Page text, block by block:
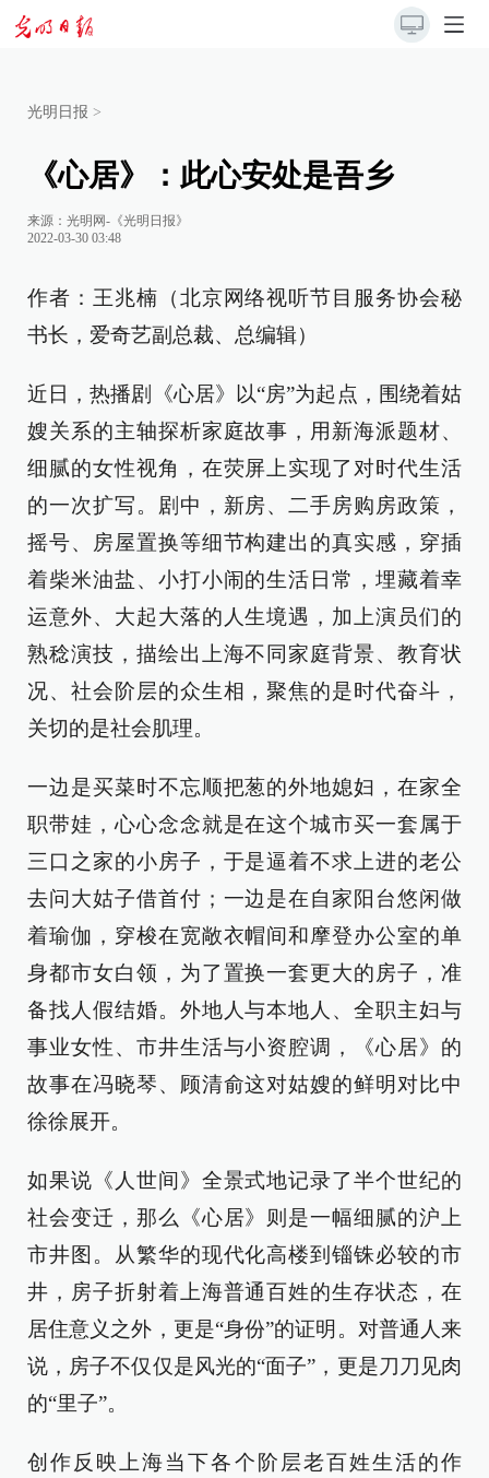
光明日报 >
《心居》：此心安处是吾乡
来源： 光明网-《光明日报》
2022-03-30 03:48
作者：王兆楠（北京网络视听节目服务协会秘
书长，爱奇艺副总裁、总编辑）
近日，热播剧《心居》以“房”为起点，围绕着姑
嫂关系的主轴探析家庭故事，用新海派题材、
细腻的女性视角，在荧屏上实现了对时代生活
的一次扩写。剧中，新房、二手房购房政策，
摇号、房屋置换等细节构建出的真实感，穿插
着柴米油盐、小打小闹的生活日常，埋藏着幸
运意外、大起大落的人生境遇，加上演员们的
熟稔演技，描绘出上海不同家庭背景、教育状
况、社会阶层的众生相，聚焦的是时代奋斗，
关切的是社会肌理。
一边是买菜时不忘顺把葱的外地媳妇，在家全
职带娃，心心念念就是在这个城市买一套属于
三口之家的小房子，于是逼着不求上进的老公
去问大姑子借首付；一边是在自家阳台悠闲做
着瑜伽，穿梭在宽敞衣帽间和摩登办公室的单
身都市女白领，为了置换一套更大的房子，准
备找人假结婚。外地人与本地人、全职主妇与
事业女性、市井生活与小资腔调，《心居》的
故事在冯晓琴、顾清俞这对姑嫂的鲜明对比中
徐徐展开。
如果说《人世间》全景式地记录了半个世纪的
社会变迁，那么《心居》则是一幅细腻的沪上
市井图。从繁华的现代化高楼到锱铢必较的市
井，房子折射着上海普通百姓的生存状态，在
居住意义之外，更是“身份”的证明。对普通人来
说，房子不仅仅是风光的“面子”，更是刀刀见肉
的“里子”。
创作反映上海当下各个阶层老百姓生活的作